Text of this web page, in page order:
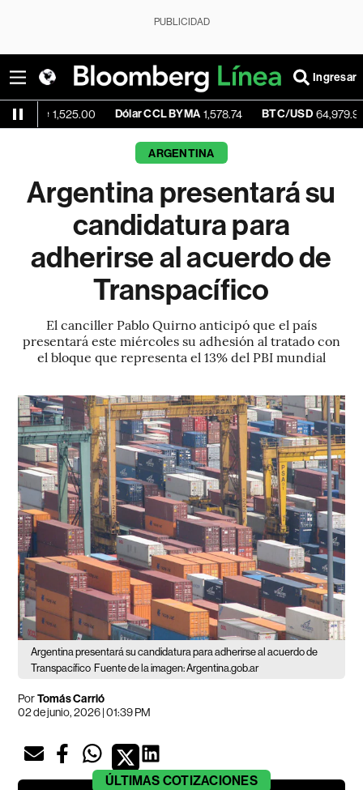
PUBLICIDAD
Ingresar
Dólar CCL BYMA 1,578.74 BTC/USD 64,979.96
ARGENTINA
Argentina presentará su
candidatura para
adherirse al acuerdo de
Transpacífico
El canciller Pablo Quirno anticipó que el país
presentará este miércoles su adhesión al tratado con
el bloque que representa el 13% del PBI mundial
Argentina presentará su candidatura para adherirse al acuerdo de
Transpacífico Fuente de la imagen: Argentina.gob.ar
PorTomás Carrió
02 de junio, 2026 | 01:39 PM
ÚLTIMAS COTIZACIONES